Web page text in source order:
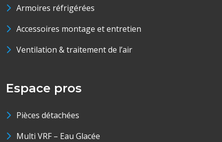
Armoires réfrigérées
Accessoires montage et entretien
Ventilation & traitement de l’air
Espace pros
Pièces détachées
Multi VRF – Eau Glacée